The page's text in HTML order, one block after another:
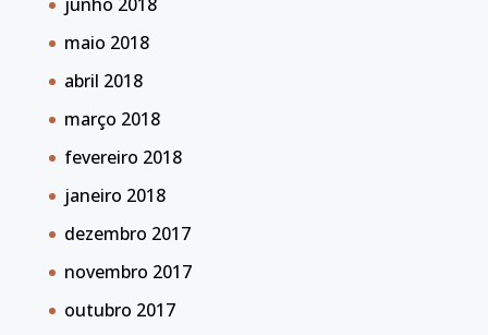
maio 2018
abril 2018
março 2018
fevereiro 2018
janeiro 2018
dezembro 2017
novembro 2017
outubro 2017